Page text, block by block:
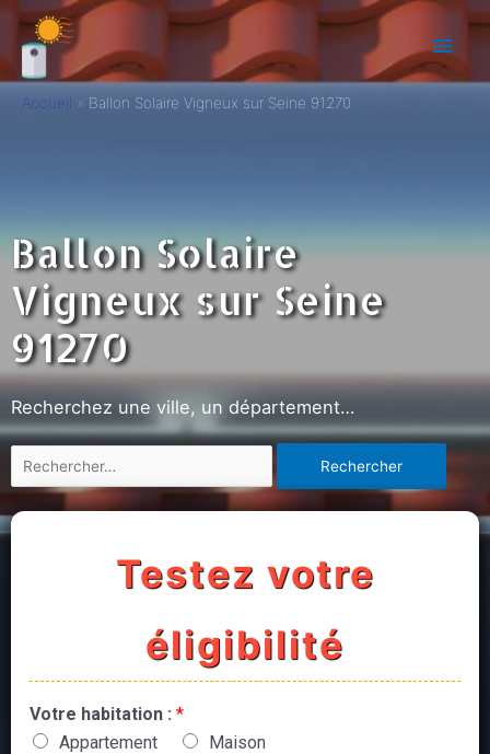
Accueil Ballon Solaire Vigneux sur Seine 91270
Ballon Solaire
Vigneux sur Seine
91270
Recherchez une ville, un département…
Testez votre
éligibilité
Votre habitation : *
Appartement
Maison